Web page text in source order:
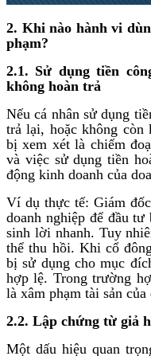
2. Khi nào hành vi
phạm?
2.1. Sử dụng tiền
không hoàn trả
Nếu cá nhân sử dụng
trả lại, hoặc không còn
bị xem xét là chiếm
và việc sử dụng tiền
động kinh doanh của
Ví dụ thực tế: Giám
doanh nghiệp để đầu
sinh lời nhanh. Tuy
thể thu hồi. Khi cổ
bị sử dụng cho mục
hợp lệ. Trong trường
là xâm phạm tài sản của
2.2. Lập chứng từ giả
Một dấu hiệu quan